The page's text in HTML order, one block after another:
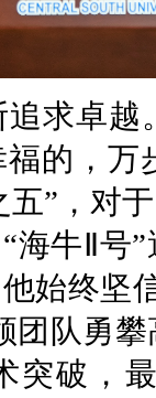
追求卓越
的，
”，对
海牛Ⅱ号
始终坚
团队勇
突破，